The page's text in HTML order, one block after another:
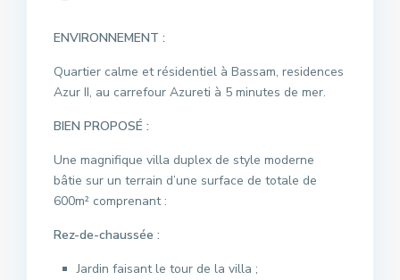
ENVIRONNEMENT :
Quartier calme et résidentiel à Bassam, residences
Azur II, au carrefour Azureti à 5 minutes de mer.
BIEN PROPOSÉ :
Une magnifique villa duplex de style moderne
bâtie sur un terrain d’une surface de totale de
600m² comprenant :
Rez-de-chaussée :
Jardin faisant le tour de la villa ;